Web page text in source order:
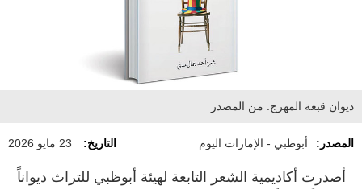
ديوان قبعة المهرج. من المصدر
المصدر: أبوظبي - الإمارات اليوم التاريخ: 23 مايو 2026
أصدرت أكاديمية الشعر التابعة لهيئة أبوظبي للتراث ديواناً